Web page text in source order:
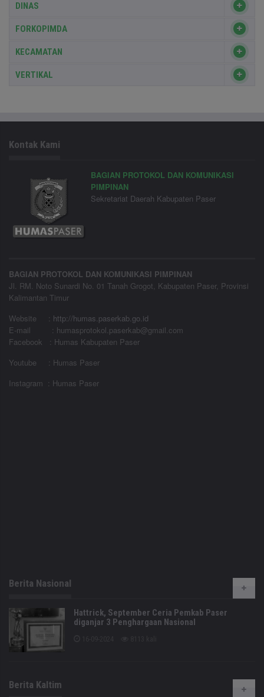
DINAS
FORKOPIMDA
KECAMATAN
VERTIKAL
Kontak Kami
BAGIAN PROTOKOL DAN KOMUNIKASI
PIMPINAN
Sekretariat Daerah Kabupaten Paser
BAGIAN PROTOKOL DAN KOMUNIKASI PIMPINAN
Jl. RM. Noto Sunardi No. 01 Tanah Grogot, Kabupaten Paser, Provinsi
Kalimantan Timur
Website
: http://humas.paserkab.go.id
E-mail : humasprotokol.paserkab@gmail.com
Facebook : Humas Kabupaten Paser
Youtube : Humas Paser
Instagram : Humas Paser
Berita Nasional
Hattrick, September Ceria Pemkab Paser
diganjar 3 Penghargaan Nasional
Berita Kaltim